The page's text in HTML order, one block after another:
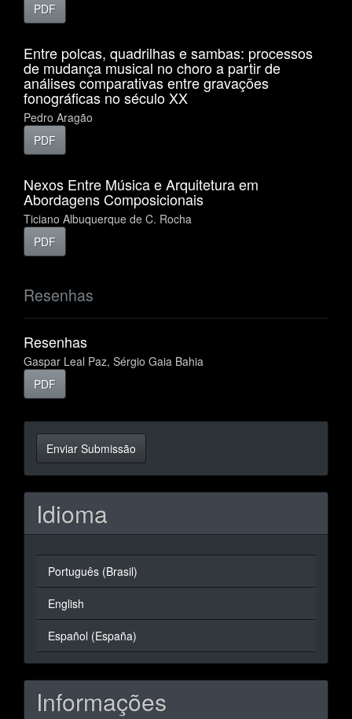
PDF
Entre polcas, quadrilhas e sambas: processos
de mudança musical no choro a partir de
análises comparativas entre gravações
fonográficas no século XX
Pedro Aragão
PDF
Nexos Entre Música e Arquitetura em
Abordagens Composicionais
Ticiano Albuquerque de C. Rocha
PDF
Resenhas
Resenhas
Gaspar Leal Paz, Sérgio Gaia Bahia
PDF
Enviar
Submissão
Enviar Submissão
Idioma
Português (Brasil)
English
Español (España)
Informações